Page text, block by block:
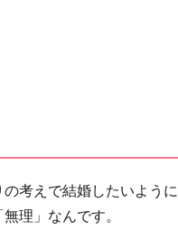
考えで結婚したいよう
理」なんです。